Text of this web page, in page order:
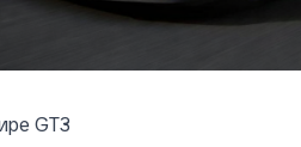
GT3